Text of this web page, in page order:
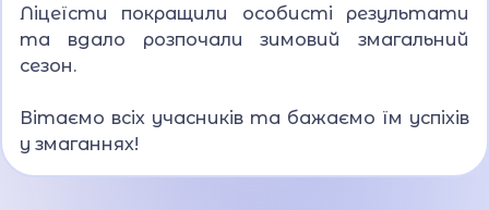
Ліцеїсти покращили особисті результати
та вдало розпочали зимовий змагальний
сезон.
Вітаємо всіх учасників та бажаємо їм успіхів
у змаганнях!